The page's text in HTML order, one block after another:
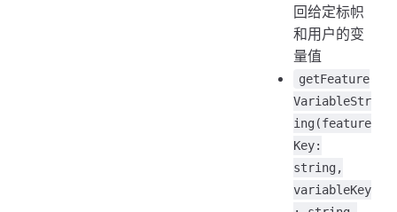
回给定标帜
和用户的变
量值
getFeature
VariableStr
ing(feature
Key:
string,
variableKey